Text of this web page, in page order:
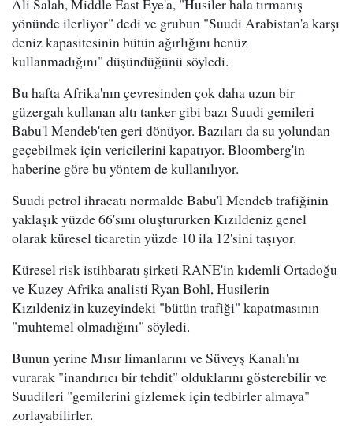
yönünde ilerliyor" dedi ve grubun "Suudi Arabistan'a karşı
deniz kapasitesinin bütün ağırlığını henüz
kullanmadığını" düşündüğünü söyledi.
Bu hafta Afrika'nın çevresinden çok daha uzun bir
güzergah kullanan altı tanker gibi bazı Suudi gemileri
Babu'l Mendeb'ten geri dönüyor. Bazıları da su yolundan
geçebilmek için vericilerini kapatıyor. Bloomberg'in
haberine göre bu yöntem de kullanılıyor.
Suudi petrol ihracatı normalde Babu'l Mendeb trafiğinin
yaklaşık yüzde 66'sını oluştururken Kızıldeniz genel
olarak küresel ticaretin yüzde 10 ila 12'sini taşıyor.
Küresel risk istihbaratı şirketi RANE'in kıdemli Ortadoğu
ve Kuzey Afrika analisti Ryan Bohl, Husilerin
Kızıldeniz'in kuzeyindeki "bütün trafiği" kapatmasının
"muhtemel olmadığını" söyledi.
Bunun yerine Mısır limanlarını ve Süveyş Kanalı'nı
vurarak "inandırıcı bir tehdit" olduklarını gösterebilir ve
Suudileri "gemilerini gizlemek için tedbirler almaya"
zorlayabilirler.